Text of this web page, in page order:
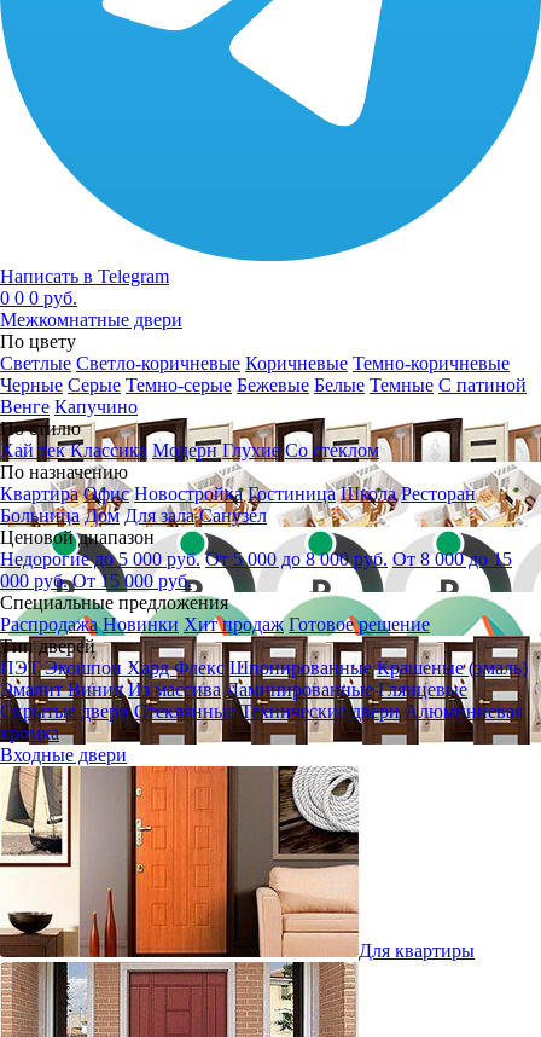
Написать в Telegram
0 0 0 руб.
Межкомнатные двери
По цвету
Светлые Светло-коричневые Коричневые Темно-коричневые
Черные Серые Темно-серые Бежевые Белые Темные С патиной
Венге Капучино
По стилю
Хай тек Классика Модерн Глухие Со стеклом
По назначению
Квартира Офис Новостройка Гостиница Школа Ресторан
Больница Дом Для зала Санузел
Ценовой диапазон
Недорогие до 5 000 руб. От 5 000 до 8 000 руб. От 8 000 до 15
000 руб. От 15 000 руб.
Специальные предложения
Распродажа Новинки Хит продаж Готовое решение
Тип дверей
ПЭТЭкошпон Хард Флекс Шпонированные Крашеные (эмаль)
ЭмалитВинил Из массива Ламинированные Глянцевые
Скрытые двери СтеклянныеТехнические двери Алюминиевая
кромка
Входные двери
Для квартиры